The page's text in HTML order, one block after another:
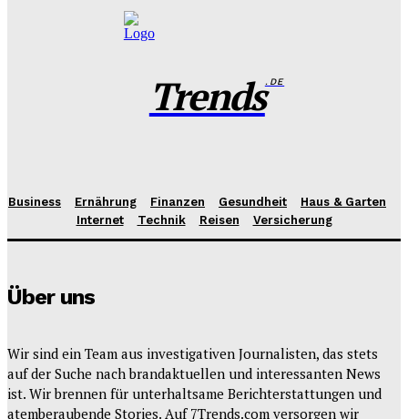
Trends.DE
Business Ernährung Finanzen Gesundheit
Haus & Garten
Internet
Technik Reisen Versicherung
Über uns
Wir sind ein Team aus investigativen Journalisten, das stets
auf der Suche nach brandaktuellen und interessanten News
ist. Wir brennen für unterhaltsame Berichterstattungen und
atemberaubende Stories. Auf 7Trends.com versorgen wir